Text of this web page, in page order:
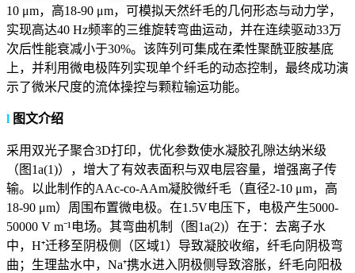
10 μm，高18-90 μm，可模拟天然纤毛的几何形态与动力学，
实现高达40 Hz频率的三维旋转弯曲运动，并在连续驱动33万
次后性能衰减小于30%。该阵列可集成在柔性聚酰亚胺基底
上，并利用微电极阵列实现单个纤毛的动态控制，最终成功演
示了微米尺度的流体操控与颗粒输运功能。
l 图文介绍
采用双光子聚合3D打印，优化参数使水凝胶孔隙达纳米级
（图1a(1)），增大了有效表面积与双电层容量，增强离子传
输。以此制作的AAc-co-AAm凝胶微纤毛（直径2-10 μm，高
18-90 μm）周围布置微电极。在1.5V电压下，电极产生5000-
50000 V m⁻¹电场。其弯曲机制（图1a(2)）在于：去离子水
中，H⁺迁移至阴极侧（区域1）导致凝胶收缩，纤毛向阴极弯
曲；生理盐水中，Na⁺携水进入阴极侧导致溶胀，纤毛向阳极